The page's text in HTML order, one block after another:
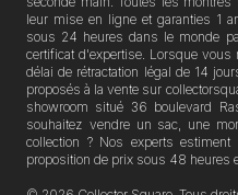
leur mise en ligne et garanties 1
sous 24 heures dans le monde
certificat d'expertise. Lorsque
délai de rétractation légal de 14
proposés à la vente sur
showroom situé 36 boulevard
souhaitez vendre un sac, une
collection ? Nos experts
proposition de prix sous 48 heures